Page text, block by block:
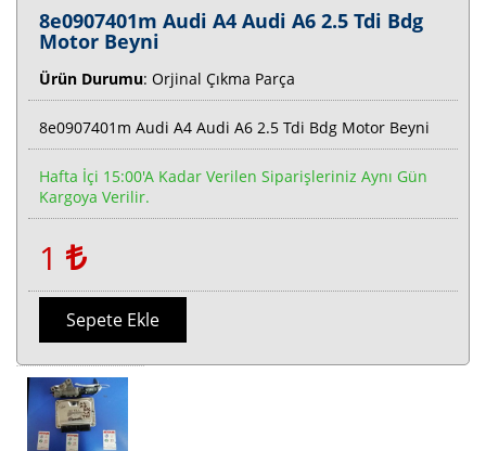
8e0907401m Audi A4 Audi A6 2.5 Tdi Bdg
Motor Beyni
Ürün Durumu: Orjinal Çıkma Parça
8e0907401m Audi A4 Audi A6 2.5 Tdi Bdg Motor Beyni
Hafta İçi 15:00'a Kadar Verilen Siparişleriniz Aynı Gün
Kargoya Verilir.
1
Sepete Ekle